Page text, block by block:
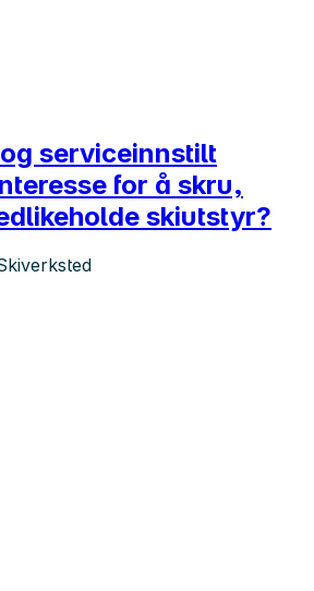
serviceinnstilt
for å skru,
skiutstyr?